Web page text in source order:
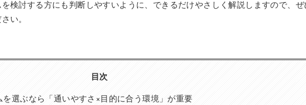
検討する方にも判断しやすいように、できるだけやさしく解説しますので、
い。
目次
選ぶなら「通いやすさ×目的に合う環境」が重要